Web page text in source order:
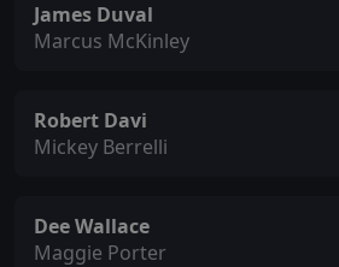
James Duval
Marcus McKinley
Robert Davi
Mickey Berrelli
Dee Wallace
Maggie Porter